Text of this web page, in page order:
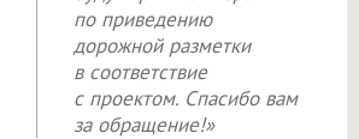
по приведению
дорожной разметки
в соответствие
с проектом. Спасибо вам
за обращение!»